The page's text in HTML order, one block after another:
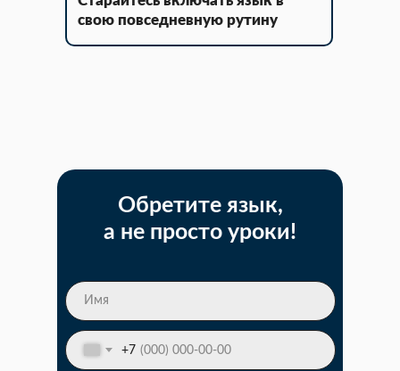
свою повседневную рутину
Обретите язык,
а не просто уроки!
+7